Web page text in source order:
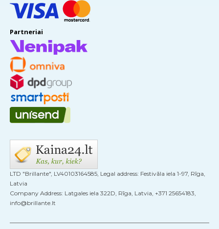
Partneriai
LTD "Brillante", LV40103164585, Legal address: Festivāla iela 1-97, Rīga,
Latvia
Company Address: Latgales iela 322D, Rīga, Latvia, +371 25654183,
info@brillante.lt